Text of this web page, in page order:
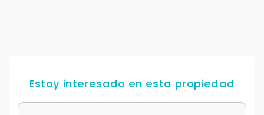
Estoy interesado en esta propiedad